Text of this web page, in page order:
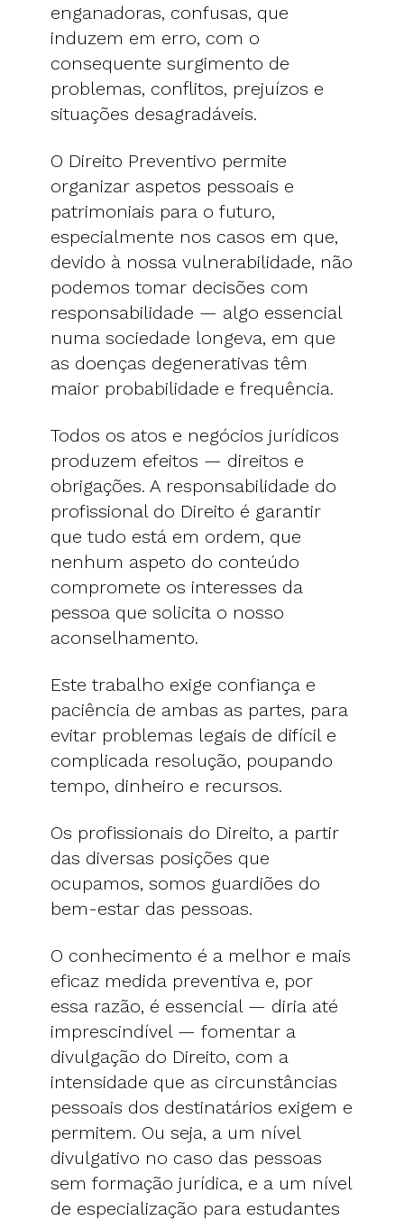
enganadoras, confusas, que
induzem em erro, com o
consequente surgimento de
problemas, conflitos, prejuízos e
situações desagradáveis.
O Direito Preventivo permite
organizar aspetos pessoais e
patrimoniais para o futuro,
especialmente nos casos em que,
devido à nossa vulnerabilidade, não
podemos tomar decisões com
responsabilidade — algo essencial
numa sociedade longeva, em que
as doenças degenerativas têm
maior probabilidade e frequência.
Todos os atos e negócios jurídicos
produzem efeitos — direitos e
obrigações. A responsabilidade do
profissional do Direito é garantir
que tudo está em ordem, que
nenhum aspeto do conteúdo
compromete os interesses da
pessoa que solicita o nosso
aconselhamento.
Este trabalho exige confiança e
paciência de ambas as partes, para
evitar problemas legais de difícil e
complicada resolução, poupando
tempo, dinheiro e recursos.
Os profissionais do Direito, a partir
das diversas posições que
ocupamos, somos guardiões do
bem-estar das pessoas.
O conhecimento é a melhor e mais
eficaz medida preventiva e, por
essa razão, é essencial — diria até
imprescindível — fomentar a
divulgação do Direito, com a
intensidade que as circunstâncias
pessoais dos destinatários exigem e
permitem. Ou seja, a um nível
divulgativo no caso das pessoas
sem formação jurídica, e a um nível
de especialização para estudantes